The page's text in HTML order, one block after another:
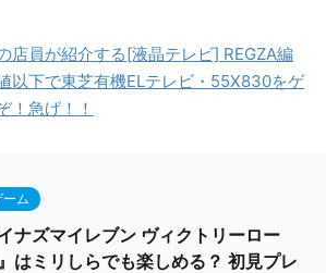
店員が紹介する[液晶テレビ] REGZA編
以下で東芝有機ELテレビ・55X830をゲ
！急げ！！
ーム
イナズマイレブン ヴィクトリーロー
はミリしらでも楽しめる？ 初見プレ